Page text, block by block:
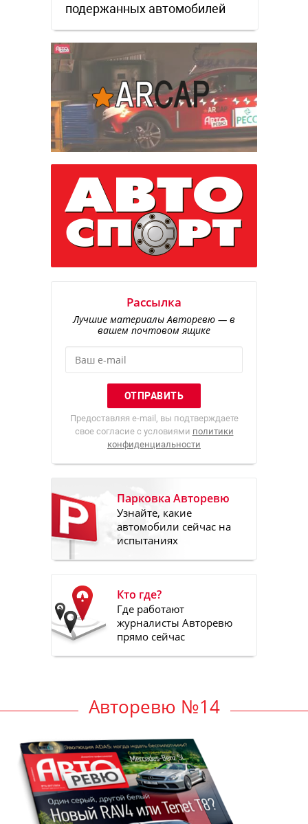
подержанных автомобилей
Рассылка
Лучшие материалы Авторевю — в
вашем почтовом ящике
Предоставляя e-mail, вы подтверждаете
свое согласие с условиями политики
конфиденциальности
Парковка Авторевю
Узнайте, какие
автомобили сейчас на
испытаниях
Кто где?
Где работают
журналисты Авторевю
прямо сейчас
Авторевю №14